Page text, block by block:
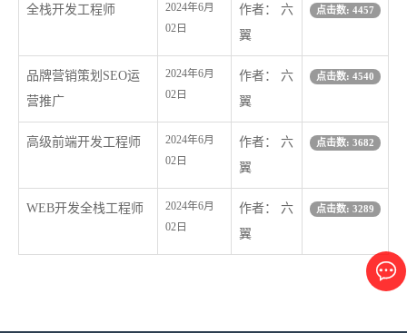
全栈开发工程师
2024年6月
02日
作者： 六
翼
点击数: 4457
品牌营销策划SEO运
营推广
2024年6月
02日
作者： 六
翼
点击数: 4540
高级前端开发工程师
2024年6月
02日
作者： 六
翼
点击数: 3682
WEB开发全栈工程师
2024年6月
02日
作者： 六
翼
点击数: 3289